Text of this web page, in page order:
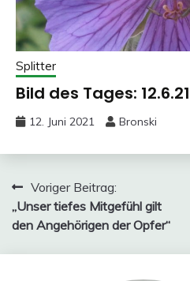
Splitter
Bild des Tages: 12.6.21
12. Juni 2021 Bronski
Beitragsnavigation
Voriger Beitrag:
„Unser tiefes Mitgefühl gilt
den Angehörigen der Opfer“